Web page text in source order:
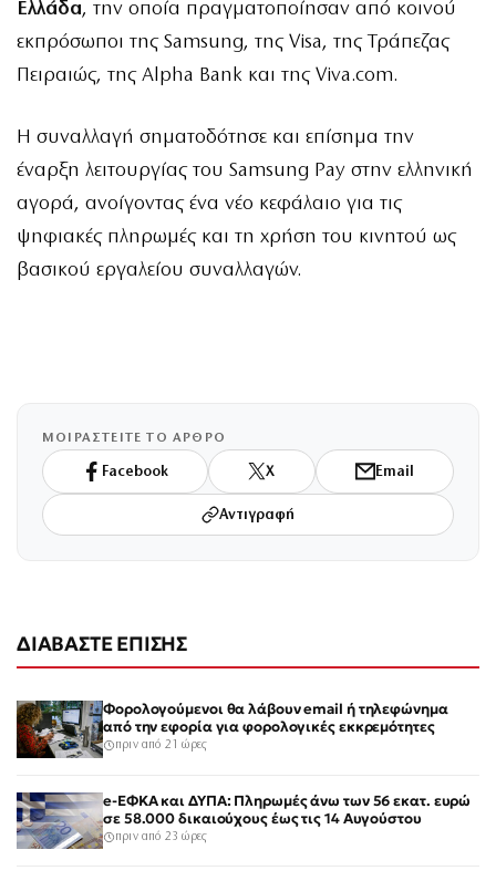
Ελλάδα, την οποία πραγματοποίησαν από κοινού
εκπρόσωποι της Samsung, της Visa, της Τράπεζας
Πειραιώς, της Alpha Bank και της Viva.com.
Η συναλλαγή σηματοδότησε και επίσημα την
έναρξη λειτουργίας του Samsung Pay στην ελληνική
αγορά, ανοίγοντας ένα νέο κεφάλαιο για τις
ψηφιακές πληρωμές και τη χρήση του κινητού ως
βασικού εργαλείου συναλλαγών.
ΜΟΙΡΑΣΤΕΙΤΕ ΤΟ ΑΡΘΡΟ
Facebook X Email
Αντιγραφή
ΔΙΑΒΑΣΤΕ ΕΠΙΣΗΣ
Φορολογούμενοι θα λάβουν email ή τηλεφώνημα
από την εφορία για φορολογικές εκκρεμότητες
πριν από 21 ώρες
e-ΕΦΚΑ και ΔΥΠΑ: Πληρωμές άνω των 56 εκατ. ευρώ
σε 58.000 δικαιούχους έως τις 14 Αυγούστου
πριν από 23 ώρες